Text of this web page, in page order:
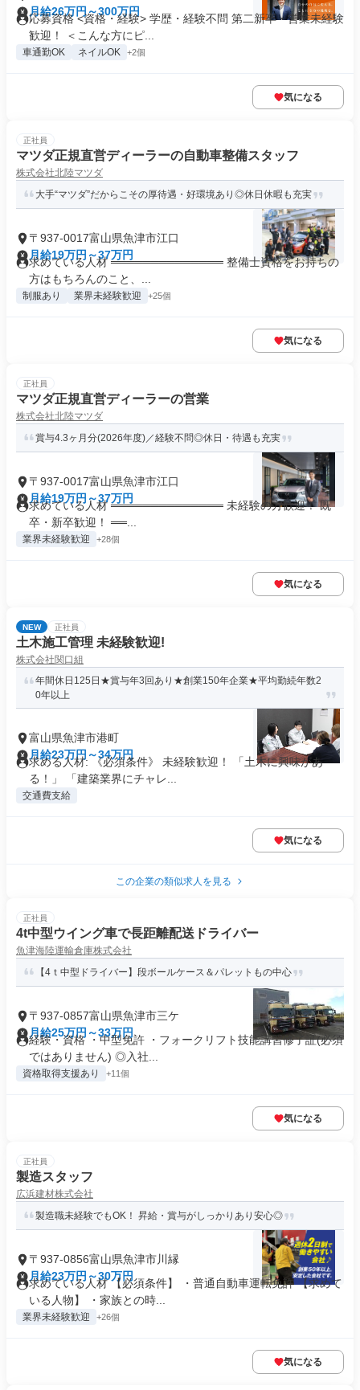
月給26万円～300万円
応募資格 <資格・経験> 学歴・経験不問 第二新卒・営業未経験
歓迎！ ＜こんな方にピ...
車通勤OK ネイルOK +2個
気になる
正社員
マツダ正規直営ディーラーの自動車整備スタッフ
株式会社北陸マツダ
大手“マツダ”だからこその厚待遇・好環境あり◎休日休暇も充実
〒937-0017富山県魚津市江口
月給19万円～37万円
求めている人材 ══════════════ 整備士資格をお持ちの
方はもちろんのこと、...
制服あり 業界未経験歓迎 +25個
気になる
正社員
マツダ正規直営ディーラーの営業
株式会社北陸マツダ
賞与4.3ヶ月分(2026年度)／経験不問◎休日・待遇も充実
〒937-0017富山県魚津市江口
月給19万円～37万円
求めている人材 ══════════════ 未経験の方歓迎！ 既
卒・新卒歓迎！ ══...
業界未経験歓迎 +28個
気になる
NEW 正社員
土木施工管理 未経験歓迎!
株式会社関口組
年間休日125日★賞与年3回あり★創業150年企業★平均勤続年数2
0年以上
富山県魚津市港町
月給23万円～34万円
求める人材: 《必須条件》 未経験歓迎！ 「土木に興味があ
る！」 「建築業界にチャレ...
交通費支給
気になる
この企業の類似求人を見る
正社員
4t中型ウイング車で長距離配送ドライバー
魚津海陸運輸倉庫株式会社
【4ｔ中型ドライバー】段ボールケース＆パレットもの中心
〒937-0857富山県魚津市三ケ
月給25万円～33万円
経験・資格 ・中型免許 ・フォークリフト技能講習修了証(必須
ではありません) ◎入社...
資格取得支援あり +11個
気になる
正社員
製造スタッフ
広浜建材株式会社
製造職未経験でもOK！ 昇給・賞与がしっかりあり安心◎
〒937-0856富山県魚津市川縁
月給23万円～30万円
求めている人材 【必須条件】 ・普通自動車運転免許 【求めて
いる人物】 ・家族との時...
業界未経験歓迎 +26個
気になる